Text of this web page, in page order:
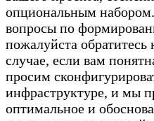
опциональным
вопросы по
пожалуйста
случае, если вам
просим
инфраструктуре, и мы
оптимальное и